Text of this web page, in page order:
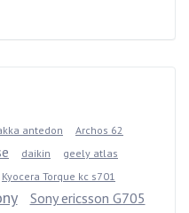
antedon
Archos 62
daikin geely atlas
Kyocera Torque kc s701
Sony ericsson G705